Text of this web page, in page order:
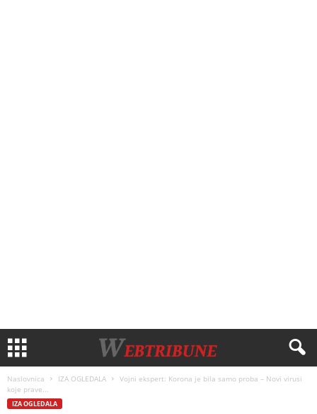
Naslovnica IZA OGLEDALA
Vojni ekspert: Korona je bila samo proba – Novi virusi
koje prave...
IZA OGLEDALA